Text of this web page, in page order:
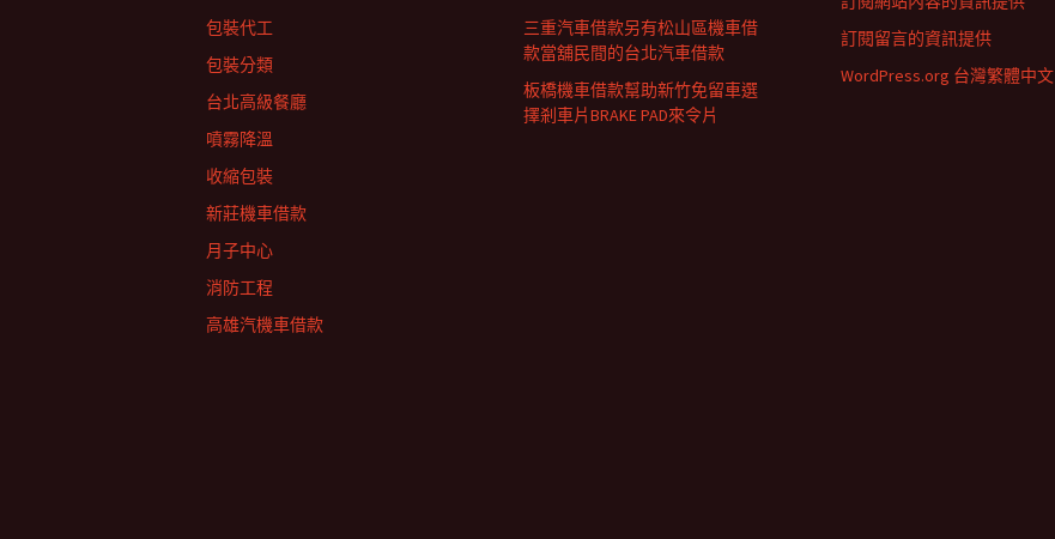
三重汽車借款另有松山區機車借
款當舖民間的台北汽車借款
板橋機車借款幫助新竹免留車選
擇剎車片BRAKE PAD來令片
包裝代工
包裝分類
台北高級餐廳
噴霧降溫
收縮包裝
新莊機車借款
月子中心
消防工程
高雄汽機車借款
訂閱留言的資訊提供
WordPress.org 台灣繁體中文